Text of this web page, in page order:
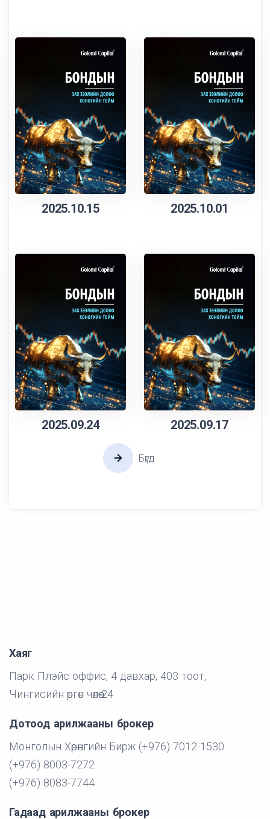
2025.10.15 2025.10.01
2025.09.24 2025.09.17
Бүгд
Хаяг
Парк Плэйс оффис, 4 давхар, 403 тоот,
Чингисийн өргөн чөлөө-24
Дотоод арилжааны брокер
Монголын Хөрөнгийн Бирж (+976) 7012-1530
(+976) 8003-7272
(+976) 8083-7744
Гадаад арилжааны брокер